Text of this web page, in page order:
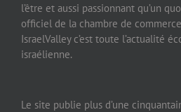
l’être et aussi passionnant qu’un
officiel de la chambre de
IsraelValley c’est toute l’actualité
israélienne.
Le site publie plus d’une